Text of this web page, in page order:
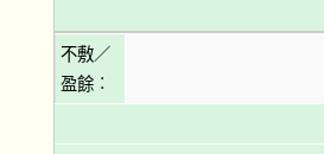
不敷／
盈餘︰